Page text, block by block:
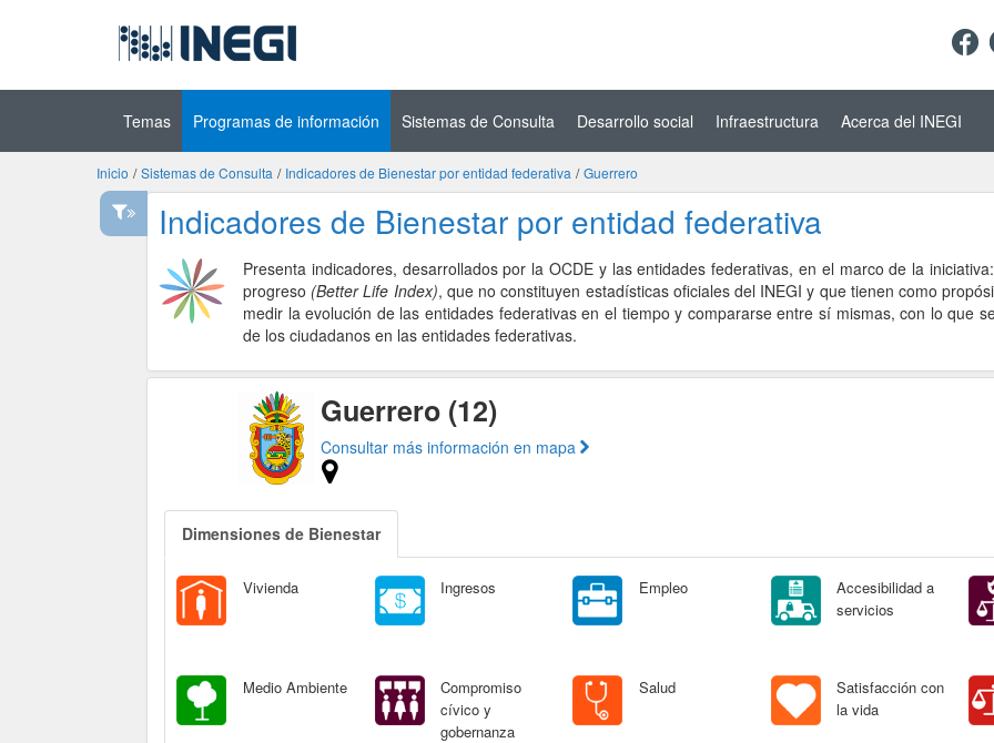
Ir al contenido
principal
(INEGI)
Temas Programas de información Sistemas de Consulta Desarrollo social Infraestructura Acerca del INEGI
Inicio / Sistemas de Consulta / Indicadores de Bienestar por entidad federativa / Guerrero
Indicadores de Bienestar por entidad federativa
Presenta indicadores, desarrollados por la OCDE y las entidades federativas, en el marco de la
progreso (Better Life Index), que no constituyen estadísticas oficiales del INEGI y que tienen como
medir la evolución de las entidades federativas en el tiempo y compararse entre sí mismas, con lo que
de los ciudadanos en las entidades federativas.
Guerrero (12)
Consultar más información en mapa
Dimensiones de Bienestar
Vivienda Ingresos Empleo
Accesibilidad a
servicios
Medio Ambiente
Compromiso
cívico y
gobernanza
Salud
Satisfacción con
la vida